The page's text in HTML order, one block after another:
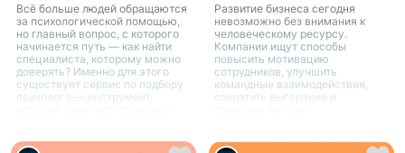
Всё больше людей обращаются
за психологической помощью,
но главный вопрос, с которого
начинается путь — как найти
специалиста, которому можно
доверять? Именно для этого
существует сервис по подбору
психолога — инструмент,
Развитие бизнеса сегодня
невозможно без внимания к
человеческому ресурсу.
Компании ищут способы
повысить мотивацию
сотрудников, улучшить
командные взаимодействия,
сократить выгорание и